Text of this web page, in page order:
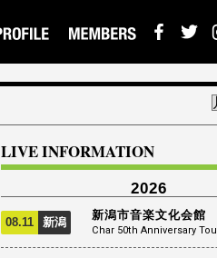
LIVE INFORMATION
2026
08.11 新潟 新潟市音楽文化会館
Char 50th Anniversary